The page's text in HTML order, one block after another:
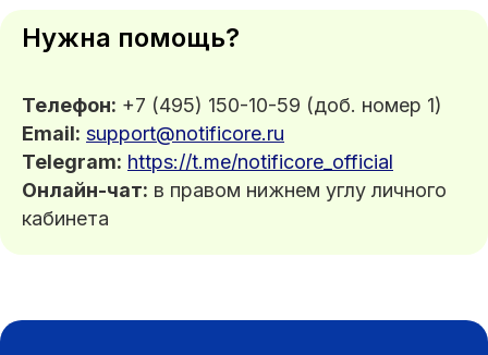
Нужна помощь?
Телефон: +7 (495) 150-10-59 (доб. номер 1)
Email: support@notificore.ru
Telegram: https://t.me/notificore_official
Онлайн-чат: в правом нижнем углу личного
кабинета